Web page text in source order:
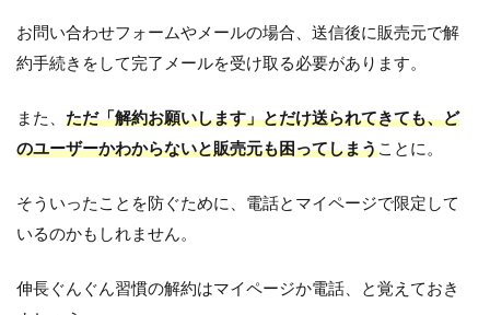
お問い合わせフォームやメールの場合、送信後に販売元で解
約手続きをして完了メールを受け取る必要があります。
また、 ただ「解約お願いします」とだけ送られてきても、ど
のユーザーかわからないと販売元も困ってしまうことに。
そういったことを防ぐために、電話とマイページで限定して
いるのかもしれません。
伸長ぐんぐん習慣の解約はマイページか電話、と覚えておき